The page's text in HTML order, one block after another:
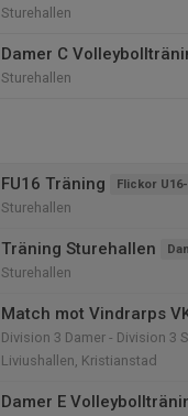
Sturehallen
Damer C
Sturehallen
FU16 Träning Flickor
Sturehallen
Träning Sturehallen
Sturehallen
Match mot Vindrarps
Division 3 Damer - Division 3
Liviushallen, Kristianstad
Damer E